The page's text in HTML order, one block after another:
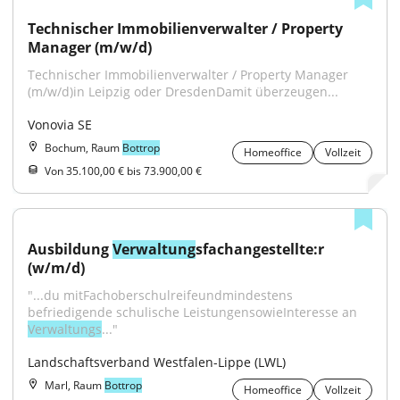
Technischer Immobilienverwalter / Property
Manager (m/w/d)
Technischer Immobilienverwalter / Property Manager
(m/w/d)in Leipzig oder DresdenDamit überzeugen...
Vonovia SE
Bochum, Raum Bottrop Homeoffice
Vollzeit
Von 35.100,00 € bis 73.900,00 €
Ausbildung Verwaltungsfachangestellte:r
(w/m/d)
"...du mitFachoberschulreifeundmindestens
Verwaltungs..."
Landschaftsverband Westfalen-Lippe (LWL)
Marl, Raum Bottrop Homeoffice
Vollzeit